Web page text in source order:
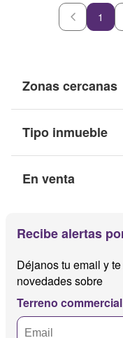
1
Zonas cercanas
Tipo inmueble
En venta
Recibe alertas
Déjanos tu email y
novedades sobre
Terreno